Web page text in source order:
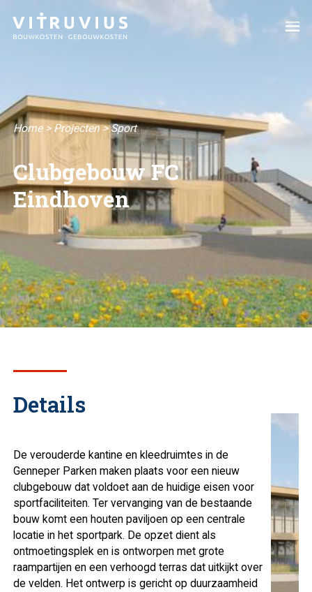
Home> Projecten>Sport
Clubgebouw FC
Eindhoven
Details
De verouderde kantine en kleedruimtes in de
Genneper Parken maken plaats voor een nieuw
clubgebouw dat voldoet aan de huidige eisen voor
sportfaciliteiten. Ter vervanging van de bestaande
bouw komt een houten paviljoen op een centrale
locatie in het sportpark. De opzet dient als
ontmoetingsplek en is ontworpen met grote
raampartijen en een verhoogd terras dat uitkijkt over
de velden. Het ontwerp is gericht op duurzaamheid